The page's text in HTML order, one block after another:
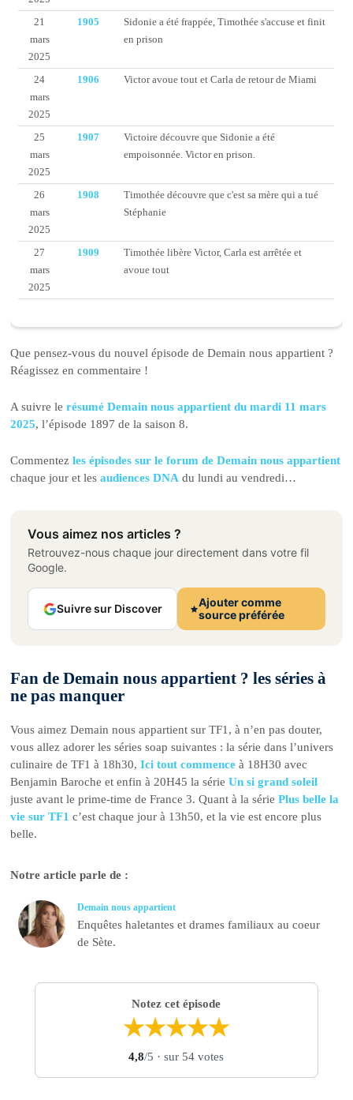
21
mars
2025
1905
Sidonie a été frappée, Timothée s'accuse et finit
en prison
24
mars
2025
1906 Victor avoue tout et Carla de retour de Miami
25
mars
2025
1907
Victoire découvre que Sidonie a été
empoisonnée. Victor en prison.
26
mars
2025
1908
Timothée découvre que c'est sa mère qui a tué
Stéphanie
27
mars
2025
1909
Timothée libère Victor, Carla est arrêtée et
avoue tout
Que pensez-vous du nouvel épisode de Demain nous appartient ?
Réagissez en commentaire !
A suivre lerésumé Demain nous appartient du mardi 11 mars
2025, l’épisode 1897 de la saison 8.
Commentezles épisodes sur le forum de Demain nous appartient
chaque jour et lesaudiences DNA du lundi au vendredi…
Vous aimez nos articles ?
Retrouvez-nous chaque jour directement dans votre fil
Google.
Suivre sur Discover
Ajouter comme
source préférée
Fan de Demain nous appartient ? les séries à
ne pas manquer
Vous aimez Demain nous appartient sur TF1, à n’en pas douter,
vous allez adorer les séries soap suivantes : la série dans l’univers
culinaire de TF1 à 18h30,Ici tout commence à 18H30 avec
Benjamin Baroche et enfin à 20H45 la sérieUn si grand soleil
juste avant le prime-time de France 3. Quant à la sériePlus belle la
vie sur TF1 c’est chaque jour à 13h50, et la vie est encore plus
belle.
Notre article parle de :
Demain nous appartient
Enquêtes haletantes et drames familiaux au coeur
de Sète.
Notez cet épisode
★★★★★
4,8/5 · sur 54 votes